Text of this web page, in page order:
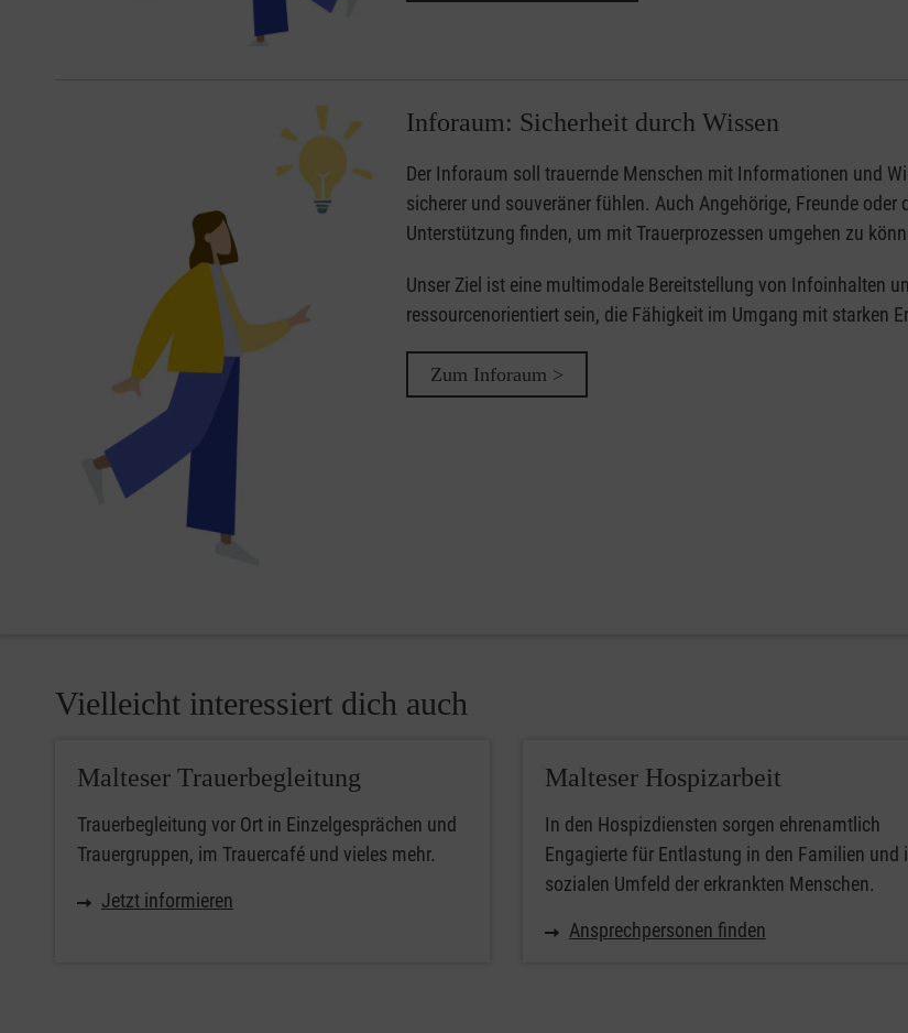
Inforaum: Sicherheit durch Wissen
Der Inforaum soll trauernde Menschen mit Informationen und
sicherer und souveräner fühlen. Auch Angehörige, Freunde
Unterstützung finden, um mit Trauerprozessen umgehen zu
Unser Ziel ist eine multimodale Bereitstellung von Infoinhalten
ressourcenorientiert sein, die Fähigkeit im Umgang mit starken
Zum Inforaum >
Vielleicht interessiert dich auch
Malteser Trauerbegleitung
Trauerbegleitung vor Ort in Einzelgesprächen und
Trauergruppen, im Trauercafé und vieles mehr.
Jetzt informieren
Malteser Hospizarbeit
In den Hospizdiensten sorgen ehrenamtlich
Engagierte für Entlastung in den Familien und
sozialen Umfeld der erkrankten Menschen.
Ansprechpersonen finden